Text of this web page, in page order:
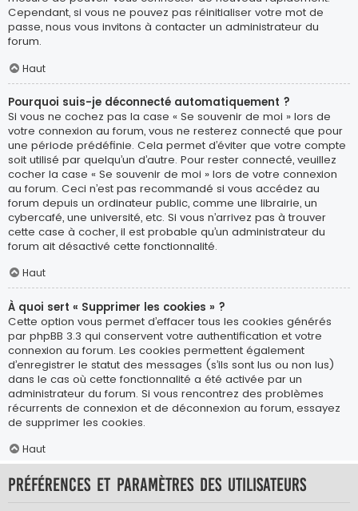
Cependant, si vous ne pouvez pas réinitialiser votre mot de
passe, nous vous invitons à contacter un administrateur du
forum.
Haut
Pourquoi suis-je déconnecté automatiquement ?
Si vous ne cochez pas la case « Se souvenir de moi » lors de
votre connexion au forum, vous ne resterez connecté que pour
une période prédéfinie. Cela permet d’éviter que votre compte
soit utilisé par quelqu’un d’autre. Pour rester connecté, veuillez
cocher la case « Se souvenir de moi » lors de votre connexion
au forum. Ceci n’est pas recommandé si vous accédez au
forum depuis un ordinateur public, comme une librairie, un
cybercafé, une université, etc. Si vous n’arrivez pas à trouver
cette case à cocher, il est probable qu’un administrateur du
forum ait désactivé cette fonctionnalité.
Haut
À quoi sert « Supprimer les cookies » ?
Cette option vous permet d’effacer tous les cookies générés
par phpBB 3.3 qui conservent votre authentification et votre
connexion au forum. Les cookies permettent également
d’enregistrer le statut des messages (s’ils sont lus ou non lus)
dans le cas où cette fonctionnalité a été activée par un
administrateur du forum. Si vous rencontrez des problèmes
récurrents de connexion et de déconnexion au forum, essayez
de supprimer les cookies.
Haut
Préférences et paramètres des utilisateurs